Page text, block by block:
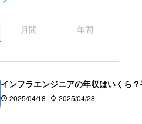
月間 年間
インフラエンジニアの年収はいくら
2025/04/18 2025/04/28